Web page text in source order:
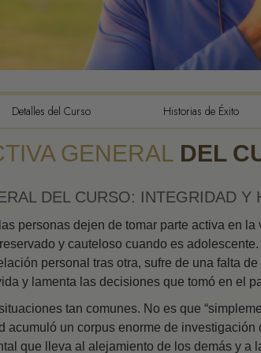
Los Componentes de la
Comprensión
Las Dinámicas de la
La Ética y las
Publicas
Investigaciones
El Matrimonio
Soluciones para un
Peligroso
Objetivos y metas
Detalles del Curso Historias de Éxito
GENERAL DEL
DEL CURSO: INTEGRIDAD Y
personas dejen de tomar parte activa en
y cauteloso cuando es
personal tras otra, sufre de una falta
y lamenta las decisiones que tomó en el
tan comunes. No es que
acumuló un corpus enorme de investigación
que lleva al alejamiento de los demás y a